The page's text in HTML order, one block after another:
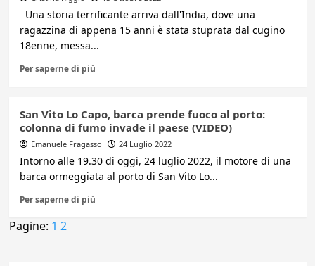
Una storia terrificante arriva dall'India, dove una
ragazzina di appena 15 anni è stata stuprata dal cugino
18enne, messa...
Per saperne di più
San Vito Lo Capo, barca prende fuoco al porto:
colonna di fumo invade il paese (VIDEO)
Emanuele Fragasso 24 Luglio 2022
Intorno alle 19.30 di oggi, 24 luglio 2022, il motore di una
barca ormeggiata al porto di San Vito Lo...
Per saperne di più
Pagine: 1 2